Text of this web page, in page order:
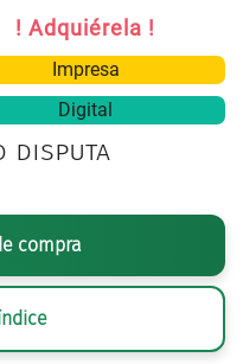
! Adquiérela !
Impresa
Digital
disputa
compra